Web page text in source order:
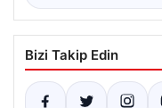
Bizi Takip Edin